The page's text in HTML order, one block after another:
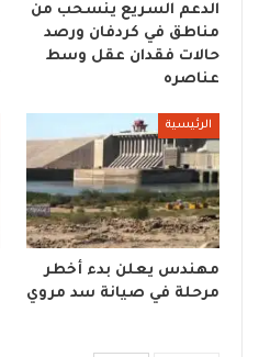
الدعم السريع ينسحب من
مناطق في كردفان ورصد
حالات فقدان عقل وسط
عناصره
الرئيسية
مهندس يعلن بدء أخطر
مرحلة في صيانة سد مروي